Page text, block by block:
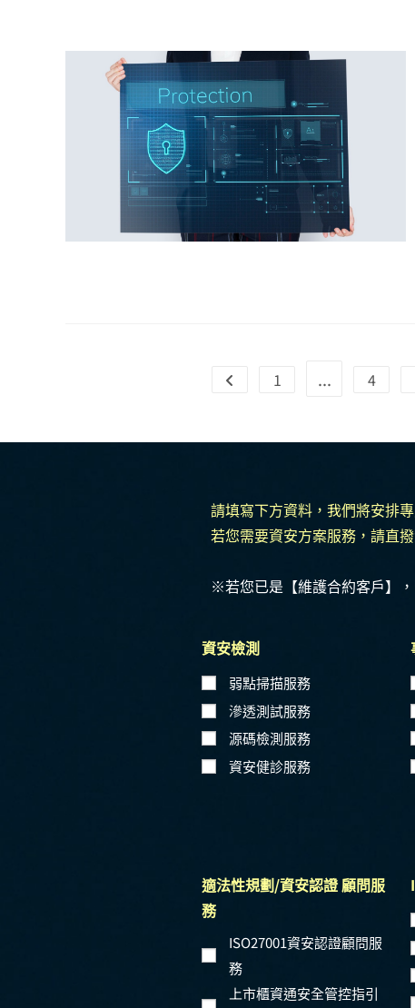
1 ... 4
請填寫下方資料，我們將安排
若您需要資安方案服務，請直
※若您已是【維護合約客戶】
資安檢測
弱點掃描服務
滲透測試服務
源碼檢測服務
資安健診服務
適法性規劃/資安認證 顧問服
務
ISO27001資安認證顧問服
務
上市櫃資通安全管控指引